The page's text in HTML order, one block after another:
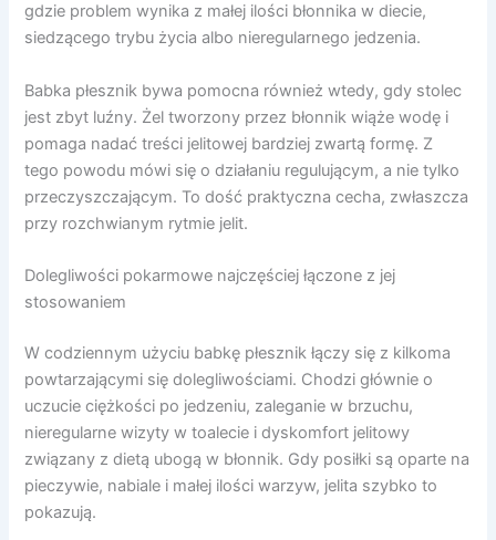
gdzie problem wynika z małej ilości błonnika w diecie,
siedzącego trybu życia albo nieregularnego jedzenia.
Babka płesznik bywa pomocna również wtedy, gdy stolec
jest zbyt luźny. Żel tworzony przez błonnik wiąże wodę i
pomaga nadać treści jelitowej bardziej zwartą formę. Z
tego powodu mówi się o działaniu regulującym, a nie tylko
przeczyszczającym. To dość praktyczna cecha, zwłaszcza
przy rozchwianym rytmie jelit.
Dolegliwości pokarmowe najczęściej łączone z jej
stosowaniem
W codziennym użyciu babkę płesznik łączy się z kilkoma
powtarzającymi się dolegliwościami. Chodzi głównie o
uczucie ciężkości po jedzeniu, zaleganie w brzuchu,
nieregularne wizyty w toalecie i dyskomfort jelitowy
związany z dietą ubogą w błonnik. Gdy posiłki są oparte na
pieczywie, nabiale i małej ilości warzyw, jelita szybko to
pokazują.